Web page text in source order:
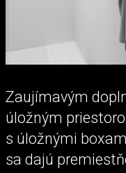
Zaujímavým
úložným
s úložnými
sa dajú